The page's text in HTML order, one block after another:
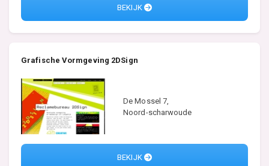
BEKIJK
Grafische Vormgeving 2DSign
De Mossel 7,
Noord-scharwoude
BEKIJK